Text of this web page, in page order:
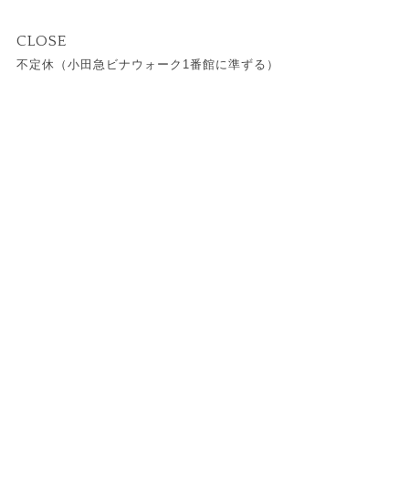
CLOSE
不定休（小田急ビナウォーク1番館に準ずる）